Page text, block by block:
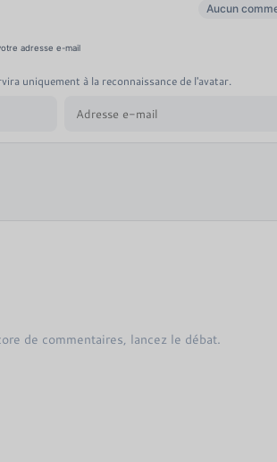
Aucun
adresse e-mail
uniquement à la reconnaissance de l'avatar.
de commentaires, lancez le débat.